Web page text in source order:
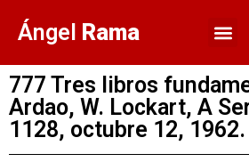
Ángel Rama
777 Tres libros
Ardao, W. Lockart, A
1128, octubre 12, 1962.